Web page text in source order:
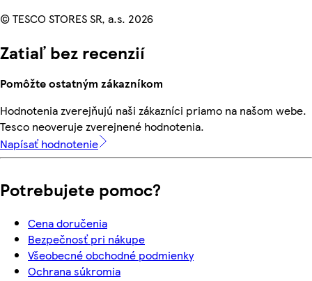
© TESCO STORES SR, a.s. 2026
Zatiaľ bez recenzií
Pomôžte ostatným zákazníkom
Hodnotenia zverejňujú naši zákazníci priamo na našom webe.
Tesco neoveruje zverejnené hodnotenia.
Napísať hodnotenie
Potrebujete pomoc?
Cena doručenia
Bezpečnosť pri nákupe
Všeobecné obchodné podmienky
Ochrana súkromia